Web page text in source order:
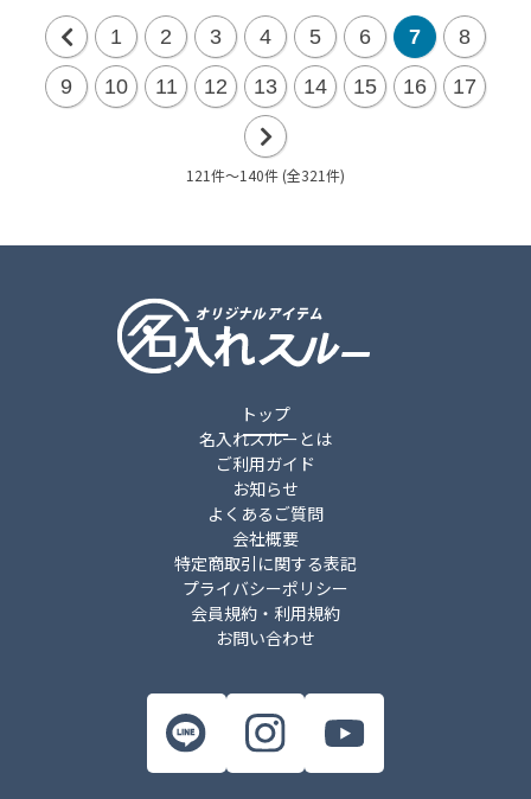
前
1 2 3 4 5 6 7 8
9 10 11 12 13 14 15 16 17
次
121件～140件 (全321件)
トップ
名入れスルーとは
ご利用ガイド
お知らせ
よくあるご質問
会社概要
特定商取引に関する表記
プライバシーポリシー
会員規約・利用規約
お問い合わせ